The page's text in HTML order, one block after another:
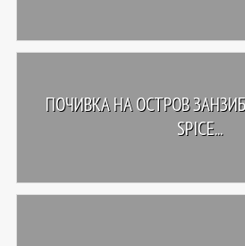
ПОЧИВКА НА ОСТРОВ
SPICE...